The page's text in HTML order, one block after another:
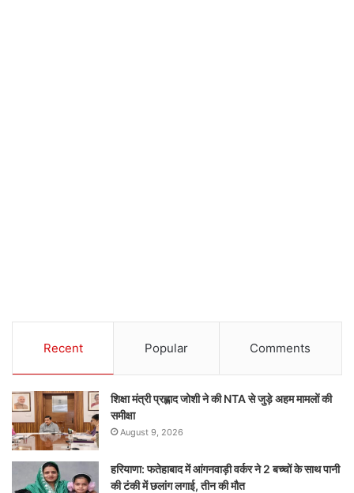
Recent Popular Comments
शिक्षा मंत्री प्रह्लाद जोशी ने की NTA से जुड़े अहम मामलों की
समीक्षा
August 9, 2026
हरियाणा: फतेहाबाद में आंगनवाड़ी वर्कर ने 2 बच्चों के साथ पानी
की टंकी में छलांग लगाई, तीन की मौत